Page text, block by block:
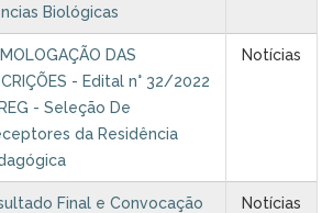
Biológicas
DAS
- Edital n° 32/2022
- Seleção De
da Residência
Notícias
Final e Convocação
Notícias